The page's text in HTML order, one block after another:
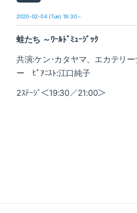
2020-02-04 (Tue) 19:30～
蛙たち ～ﾜｰﾙﾄﾞﾐｭｰｼﾞｯｸ
共演:ケン･カタヤマ、エカテリ
ー ﾋﾟｱﾆｽﾄ:江口純子
2ｽﾃｰｼﾞ＜19:30／21:00＞